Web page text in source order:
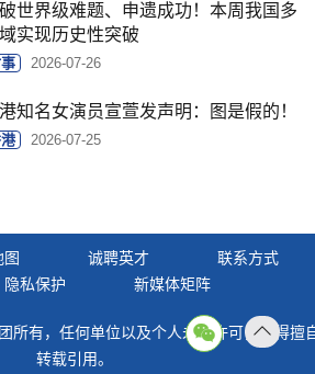
世界级难题、申遗成功！本周我国多
实现历史性突破
2026-07-26
知名女演员宣萱发声明：图是假的！
2026-07-25
图 诚聘英才
联系方式
隐私保护 新媒体矩阵
所有，任何单位以及个人未经许可，不得擅
转载引用。